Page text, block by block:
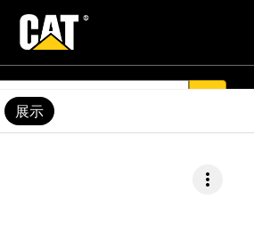
more_vert
展示